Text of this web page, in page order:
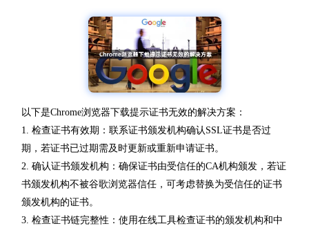
以下是Chrome浏览器下载提示证书无效的解决方案：
1. 检查证书有效期：联系证书颁发机构确认SSL证书是否过
期，若证书已过期需及时更新或重新申请证书。
2. 确认证书颁发机构：确保证书由受信任的CA机构颁发，若证
书颁发机构不被谷歌浏览器信任，可考虑替换为受信任的证书
颁发机构的证书。
3. 检查证书链完整性：使用在线工具检查证书的颁发机构和中